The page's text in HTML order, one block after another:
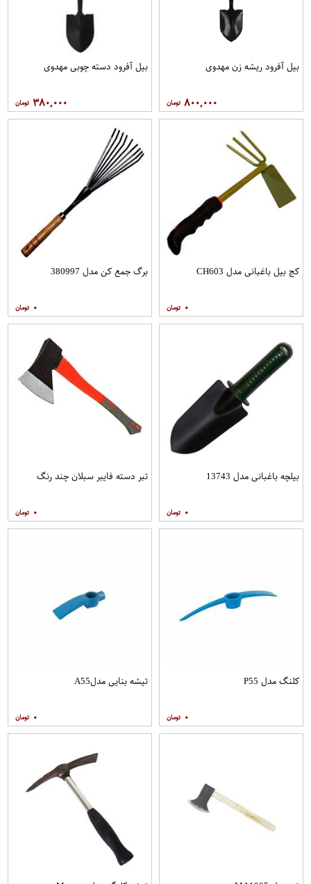
بیل آفرود ریشه زن مهدوی
۸۰۰,۰۰۰
بیل آفرود دسته چوبی مهدوی
۳۸۰,۰۰۰
کج بیل باغبانی مدل CH603
۰
برگ جمع کن مدل 380997
۰
بیلچه باغبانی مدل 13743
۰
تبر دسته فایبر سبلان چند رنگ
۰
کلنگ مدل P55
۰
تیشه بنایی مدلA55
۰